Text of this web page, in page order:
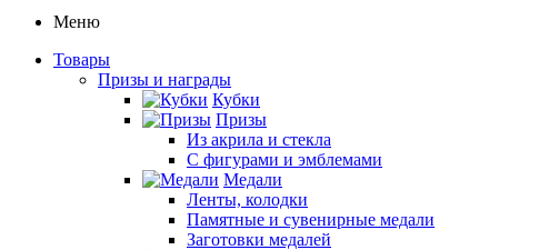
Меню
Товары
Призы и награды
Кубки
Призы
Из акрила и стекла
С фигурами и эмблемами
Медали
Ленты, колодки
Памятные и сувенирные медали
Заготовки медалей